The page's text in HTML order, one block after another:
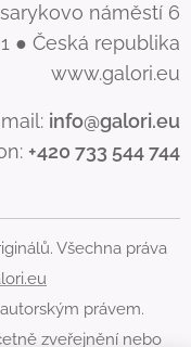
náměstí 6
● Česká republika
www.galori.eu
info@galori.eu
+420 733 544 744
Všechna práva
právem.
zveřejnění nebo